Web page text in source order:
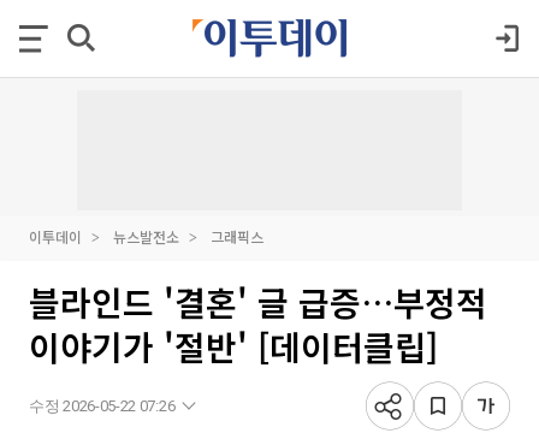
이투데이 뉴스발전소 그래픽스
블라인드 '결혼' 글 급증…부정적
이야기가 '절반' [데이터클립]
수정 2026-05-22 07:26